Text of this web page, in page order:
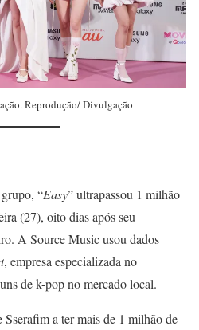
Reprodução/ Divulgação
“Easy” ultrapassou 1 milhão
(27), oito dias após seu
A Source Music usou dados
, empresa especializada no
de k-pop no mercado local.
a ter mais de 1 milhão de